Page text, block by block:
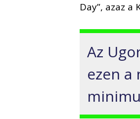
Day”, azaz a
Az
ezen a